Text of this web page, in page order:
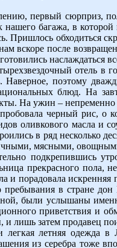
первый сюрприз,
нашего багажа, в
Пришлось обходиться
вскоре после
наслаждаться
отель в
Наверное, поэтому
блюд. На
На ужин – непременно
черный рис, о
оливкового масла и
в ряд несколько
мясными,
подкрепившись
прекрасного пола,
и порадовала
пребывания в стране
были услышаны
приветствия и
и лишь затем продавец
легкая летняя одежда в
из серебра тоже